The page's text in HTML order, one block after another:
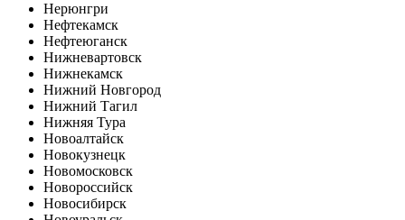
Нерюнгри
Нефтекамск
Нефтеюганск
Нижневартовск
Нижнекамск
Нижний Новгород
Нижний Тагил
Нижняя Тура
Новоалтайск
Новокузнецк
Новомосковск
Новороссийск
Новосибирск